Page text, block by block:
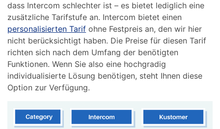
dass Intercom schlechter ist – es bietet lediglich eine
zusätzliche Tarifstufe an. Intercom bietet einen
personalisierten Tarif ohne Festpreis an, den wir hier
nicht berücksichtigt haben. Die Preise für diesen Tarif
richten sich nach dem Umfang der benötigten
Funktionen. Wenn Sie also eine hochgradig
individualisierte Lösung benötigen, steht Ihnen diese
Option zur Verfügung.